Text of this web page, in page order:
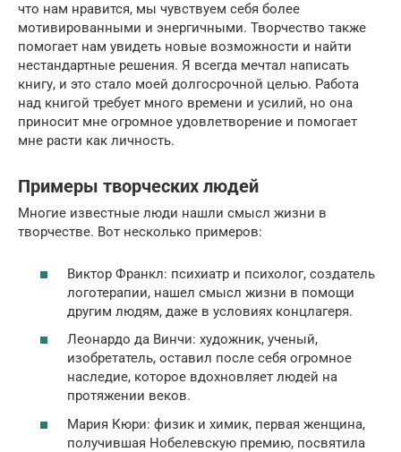
что нам нравится, мы чувствуем себя более
мотивированными и энергичными. Творчество также
помогает нам увидеть новые возможности и найти
нестандартные решения. Я всегда мечтал написать
книгу, и это стало моей долгосрочной целью. Работа
над книгой требует много времени и усилий, но она
приносит мне огромное удовлетворение и помогает
мне расти как личность.
Примеры творческих людей
Многие известные люди нашли смысл жизни в
творчестве. Вот несколько примеров:
Виктор Франкл: психиатр и психолог, создатель
логотерапии, нашел смысл жизни в помощи
другим людям, даже в условиях концлагеря.
Леонардо да Винчи: художник, ученый,
изобретатель, оставил после себя огромное
наследие, которое вдохновляет людей на
протяжении веков.
Мария Кюри: физик и химик, первая женщина,
получившая Нобелевскую премию, посвятила